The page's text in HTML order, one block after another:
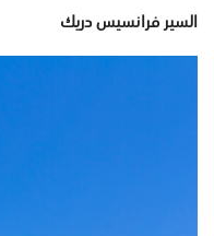
السير فرانسيس دريك